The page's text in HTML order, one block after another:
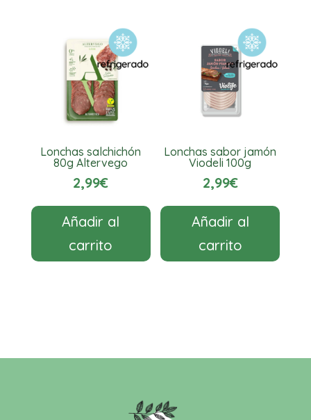
Lonchas salchichón
80g Altervego
2,99€
Añadir al
carrito
Lonchas sabor jamón
Viodeli 100g
2,99€
Añadir al
carrito